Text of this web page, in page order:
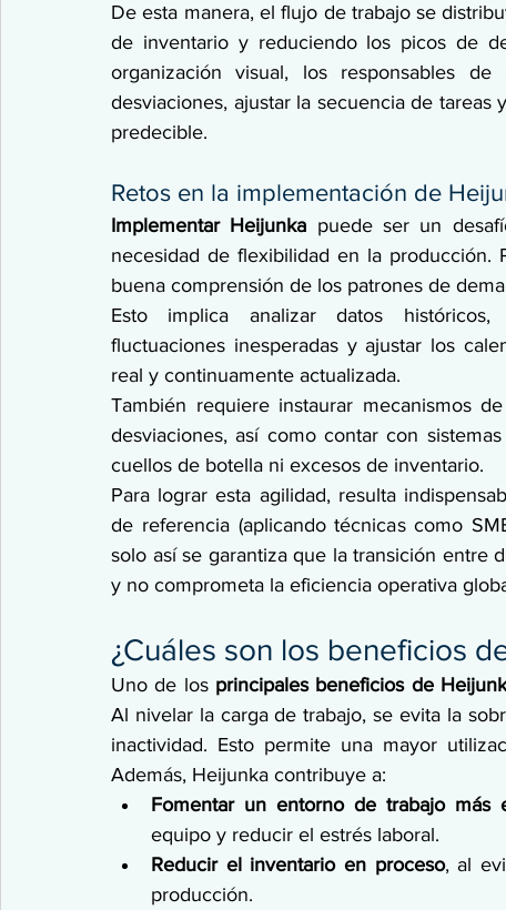
De esta manera, el flujo de trabajo se
de inventario y reduciendo los picos de
organización visual, los responsables
desviaciones, ajustar la secuencia de
predecible.
Retos en la implementación de
Implementar Heijunka puede ser un
necesidad de flexibilidad en la producción.
buena comprensión de los patrones de
Esto implica analizar datos históricos,
fluctuaciones inesperadas y ajustar los
real y continuamente actualizada.
También requiere instaurar mecanismos
desviaciones, así como contar con
cuellos de botella ni excesos de inventario.
Para lograr esta agilidad, resulta
de referencia (aplicando técnicas como
solo así se garantiza que la transición entre
y no comprometa la eficiencia operativa
¿Cuáles son los beneficios
Uno de los principales beneficios de
Al nivelar la carga de trabajo, se evita la
inactividad. Esto permite una mayor
Además, Heijunka contribuye a:
Fomentar un entorno de trabajo más
equipo y reducir el estrés laboral.
Reducir el inventario en proceso, al
producción.